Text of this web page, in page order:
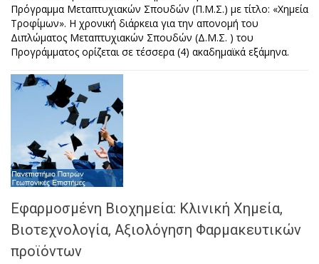
Πρόγραμμα Μεταπτυχιακών Σπουδών (Π.Μ.Σ.) με τίτλο: «Χημεία
Τροφίμων». Η χρονική διάρκεια για την απονομή του
Διπλώματος Μεταπτυχιακών Σπουδών (Δ.Μ.Σ. ) του
Προγράμματος ορίζεται σε τέσσερα (4) ακαδημαϊκά εξάμηνα.
Εφαρμοσμένη Βιοχημεία: Κλινική Χημεία,
Βιοτεχνολογία, Αξιολόγηση Φαρμακευτικών
προϊόντων